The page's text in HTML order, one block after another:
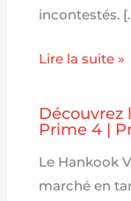
incontestés.
Lire la suite »
Découvrez
Prime 4 |
Le Hankook
marché en